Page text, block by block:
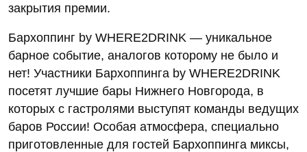
закрытия премии.
Бархоппинг by WHERE2DRINK — уникальное
барное событие, аналогов которому не было и
нет! Участники Бархоппинга by WHERE2DRINK
посетят лучшие бары Нижнего Новгорода, в
которых с гастролями выступят команды ведущих
баров России! Особая атмосфера, специально
приготовленные для гостей Бархоппинга миксы,